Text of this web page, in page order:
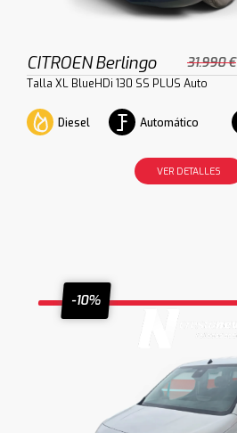
CITROEN Berlingo 31.990 €
Talla XL BlueHDi 130 SS PLUS Auto
Diesel Automático
VER DETALLES
-10%